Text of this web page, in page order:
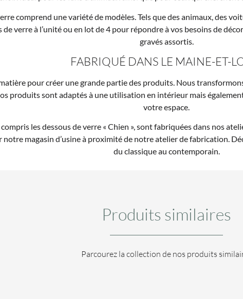
comprend une variété de modèles. Tels que des animaux, des
verre à l’unité ou en lot de 4 pour répondre à vos besoins de
gravés assortis.
FABRIQUÉ DANS LE MAINE-ET-
pour créer une grande partie des produits. Nous
produits sont adaptés à une utilisation en intérieur mais
votre espace.
les dessous de verre « Chien », sont fabriquées dans nos
notre magasin d’usine à proximité de notre atelier de fabrication.
du classique au contemporain.
Produits similaires
Parcourez la collection de nos produits